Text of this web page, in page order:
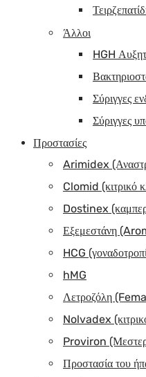
Άλλοι
HGH
Σύριγγες
Σύριγγες
Προστασίες
Arimidex
Clomid (κιτρικό
Dostinex
Εξεμεστάνη
HCG
hMG
Λετροζόλη
Nolvadex
Proviron
Προστασία του